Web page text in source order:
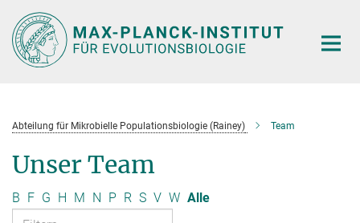
Hauptinhalt
Abteilung für Mikrobielle Populationsbiologie (Rainey) Team
Unser Team
B F G H M N P R S V W Alle